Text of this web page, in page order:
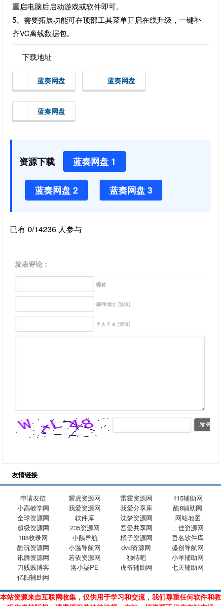
重启电脑后启动游戏或软件即可。
5、需要拓展功能可在顶部工具菜单开启在线升级，一键补
齐VC离线数据包。
下载地址
蓝奏网盘 蓝奏网盘
蓝奏网盘
资源下载 蓝奏网盘 1
蓝奏网盘 2 蓝奏网盘 3
已有 0/14236 人参与
发表评论：
昵称
邮件地址 (选填)
个人主页 (选填)
友情链接
申请友链 耀虎资源网 雷霆资源网
115辅助网
小高教学网
我爱资源网 我爱分享库
酷8辅助网
全球资源网
软件库 沈梦资源网
网站地图
超级资源网
235资源网 吾爱共享网
二佳资源网
188收录网
小鹅导航 橘子资源网
吾名软件库
酷玩资源网
小温导航网 dvd资源网
盛创导航网
讯腾资源网
若依资源网 独特吧
小羊辅助网
刀贱贱博客
洛小柒PE 虎爷辅助网
七天辅助网
亿阳辅助网
本站资源来自互联网收集，仅供用于学习和交流，我们尊重任何软件和教